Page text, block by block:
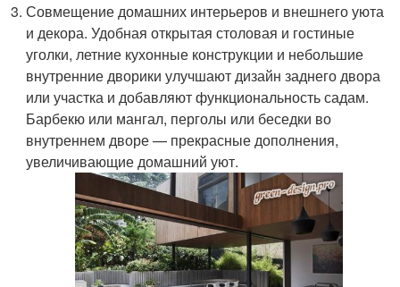
Совмещение домашних интерьеров и внешнего уюта
и декора. Удобная открытая столовая и гостиные
уголки, летние кухонные конструкции и небольшие
внутренние дворики улучшают дизайн заднего двора
или участка и добавляют функциональность садам.
Барбекю или мангал, перголы или беседки во
внутреннем дворе — прекрасные дополнения,
увеличивающие домашний уют.